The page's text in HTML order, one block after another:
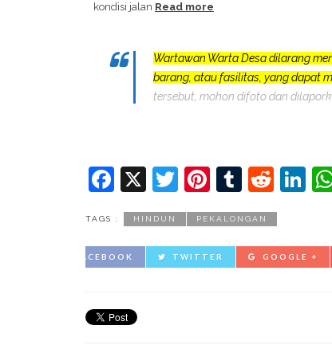
kondisi jalan Read more
Wartawan Warta Desa dilarang
barang, atau fasilitas, yang dapat
tersebut, mohon difoto dan
Facebook
X Twitter
Pinterest
Tumblr
TAGS : HINDUN PEKALONGAN
FACEBOOK TWITTER GOOGLE +